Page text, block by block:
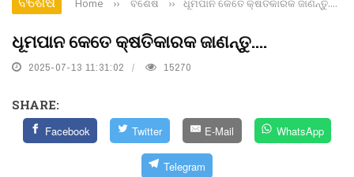
Home ›› ବିଶେଷ ›› ଧୂମପାନ କେତେ କ୍ଷତିକାରକ ଜାଣନ୍ତୁ....
ଧୂମପାନ କେତେ କ୍ଷତିକାରକ ଜାଣନ୍ତୁ....
2025-07-13 11:31:02 15270
SHARE:
Facebook Twitter E-Mail WhatsApp
Telegram